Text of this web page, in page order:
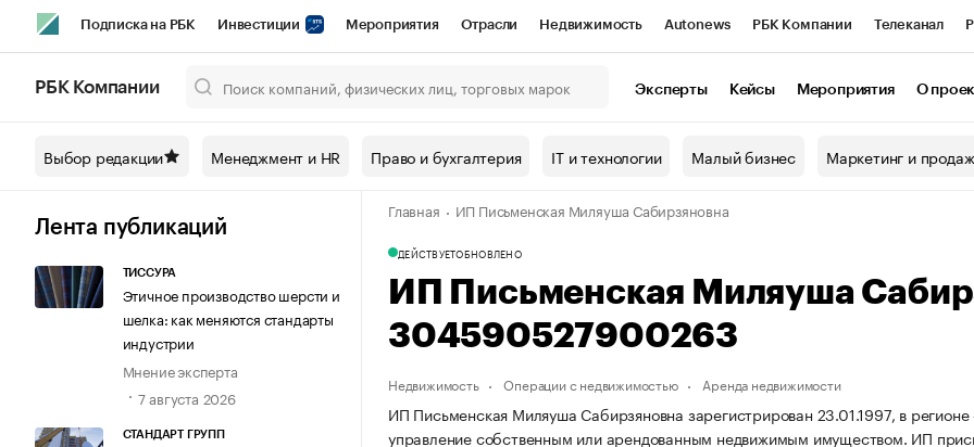
Подписка на РБК Инвестиции Мероприятия Отрасли Недвижимость Autonews РБК Компании Телеканал
Спецпроекты СПб Конференции СПб Спецпроекты Проверка контрагентов
Технологии и медиа Рынок наличной валюты
РБК Компании Эксперты Кейсы Мероприятия О
Выбор редакции Менеджмент и HR Право и бухгалтерия IT и технологии Малый бизнес Маркетинг и
Лента публикаций
ТИССУРА
Этичное производство шерсти и
шелка: как меняются стандарты
индустрии
Мнение эксперта
7 августа 2026
СТАНДАРТ ГРУПП
Главная ИП Письменская Миляуша Сабирзяновна
ДЕЙСТВУЕТОБНОВЛЕНО
ИП Письменская Миляуша
304590527900263
Недвижимость Операции с недвижимостью Аренда недвижимости
ИП Письменская Миляуша Сабирзяновна зарегистрирован 23.01.1997, в
управление собственным или арендованным недвижимым имуществом. ИП